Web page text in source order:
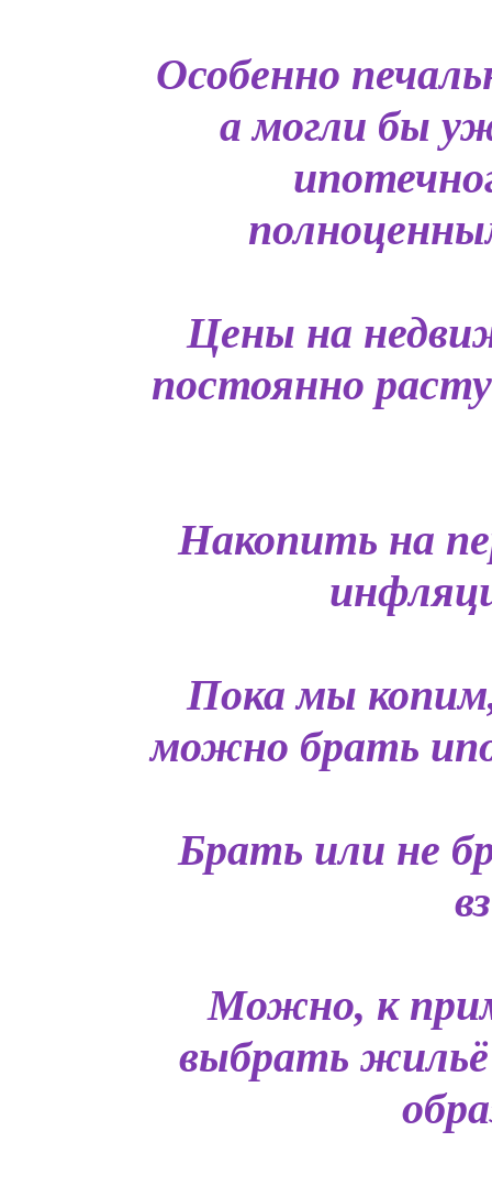
Особенно
а могли бы
Цены на
постоянно
Накопить на
Пока мы
можно брать
Брать или не
Можно, к
выбрать